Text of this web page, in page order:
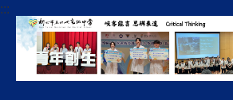
跳
到
:::